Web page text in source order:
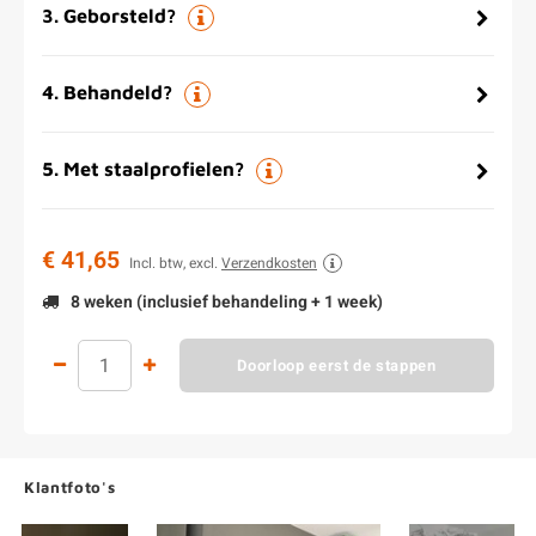
3. Geborsteld?
4. Behandeld?
5. Met staalprofielen?
€ 41,65 Incl. btw, excl. Verzendkosten
8 weken (inclusief behandeling + 1 week)
Doorloop eerst de stappen
Klantfoto's